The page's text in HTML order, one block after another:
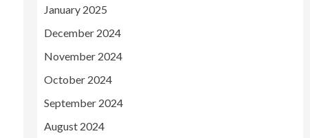
January 2025
December 2024
November 2024
October 2024
September 2024
August 2024